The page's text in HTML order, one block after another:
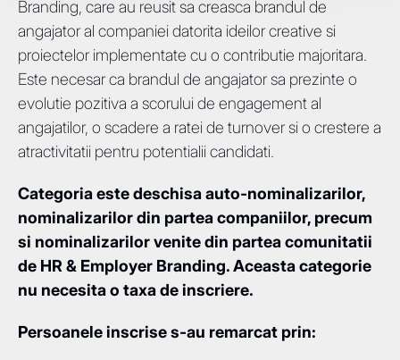
Branding, care au reusit sa creasca brandul de
angajator al companiei datorita ideilor creative si
proiectelor implementate cu o contributie majoritara.
Este necesar ca brandul de angajator sa prezinte o
evolutie pozitiva a scorului de engagement al
angajatilor, o scadere a ratei de turnover si o crestere a
atractivitatii pentru potentialii candidati.
Categoria este deschisa auto-nominalizarilor,
nominalizarilor din partea companiilor, precum
si nominalizarilor venite din partea comunitatii
de HR & Employer Branding. Aceasta categorie
nu necesita o taxa de inscriere.
Persoanele inscrise s-au remarcat prin: